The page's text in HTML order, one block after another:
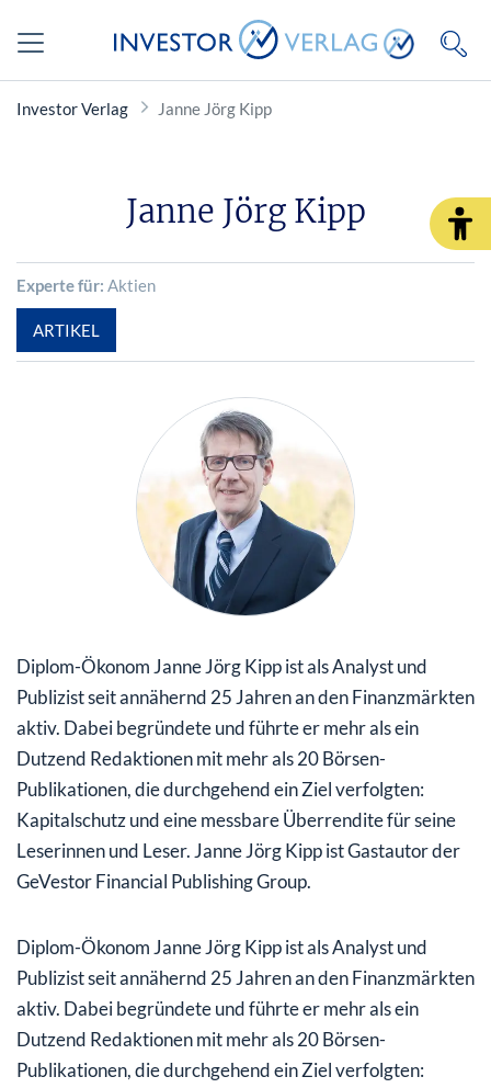
Investor Verlag Janne Jörg Kipp
Janne Jörg Kipp
Experte für: Aktien
ARTIKEL
Diplom-Ökonom Janne Jörg Kipp ist als Analyst und
Publizist seit annähernd 25 Jahren an den Finanzmärkten
aktiv. Dabei begründete und führte er mehr als ein
Dutzend Redaktionen mit mehr als 20 Börsen-
Publikationen, die durchgehend ein Ziel verfolgten:
Kapitalschutz und eine messbare Überrendite für seine
Leserinnen und Leser. Janne Jörg Kipp ist Gastautor der
GeVestor Financial Publishing Group.
Diplom-Ökonom Janne Jörg Kipp ist als Analyst und
Publizist seit annähernd 25 Jahren an den Finanzmärkten
aktiv. Dabei begründete und führte er mehr als ein
Dutzend Redaktionen mit mehr als 20 Börsen-
Publikationen, die durchgehend ein Ziel verfolgten: